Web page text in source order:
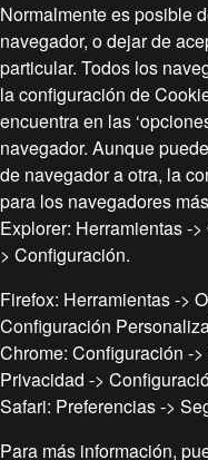
Normalmente es posible
navegador, o dejar de
particular. Todos los
la configuración de
encuentra en las
navegador. Aunque
de navegador a otra, la
para los navegadores
Explorer: Herramientas -
> Configuración.
Firefox: Herramientas ->
Configuración
Chrome: Configuración -
Privacidad ->
Safari: Preferencias ->
Para más información,